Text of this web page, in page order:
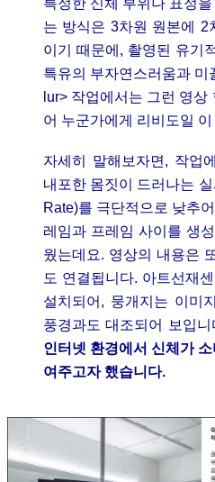
는 방식은 3차원 원본에 2
이기 때문에, 촬영된 유기
특유의 부자연스러움과 미
lur> 작업에서는 그런 영
어 누군가에게 리비도일
자세히 말해보자면, 작업
내포한 몸짓이 드러나는
Rate)를 극단적으로 낮추
레임과 프레임 사이를 생
웠는데요. 영상의 내용은
도 연결됩니다. 아트선재
설치되어, 뭉개지는 이미
풍경과도 대조되어 보입
인터넷 환경에서 신체가
여주고자 했습니다.